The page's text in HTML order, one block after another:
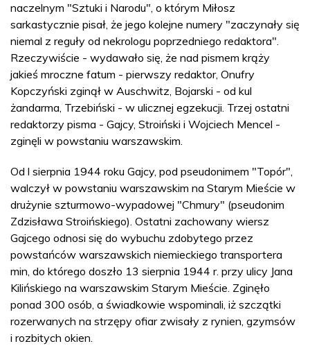
naczelnym "Sztuki i Narodu", o którym Miłosz
sarkastycznie pisał, że jego kolejne numery "zaczynały się
niemal z reguły od nekrologu poprzedniego redaktora".
Rzeczywiście - wydawało się, że nad pismem krąży
jakieś mroczne fatum - pierwszy redaktor, Onufry
Kopczyński zginął w Auschwitz, Bojarski - od kul
żandarma, Trzebiński - w ulicznej egzekucji. Trzej ostatni
redaktorzy pisma - Gajcy, Stroiński i Wojciech Mencel -
zginęli w powstaniu warszawskim.
Od l sierpnia 1944 roku Gajcy, pod pseudonimem "Topór",
walczył w powstaniu warszawskim na Starym Mieście w
drużynie szturmowo-wypadowej "Chmury" (pseudonim
Zdzisława Stroińskiego). Ostatni zachowany wiersz
Gajcego odnosi się do wybuchu zdobytego przez
powstańców warszawskich niemieckiego transportera
min, do którego doszło 13 sierpnia 1944 r. przy ulicy Jana
Kilińskiego na warszawskim Starym Mieście. Zginęło
ponad 300 osób, a świadkowie wspominali, iż szczątki
rozerwanych na strzępy ofiar zwisały z rynien, gzymsów
i rozbitych okien.